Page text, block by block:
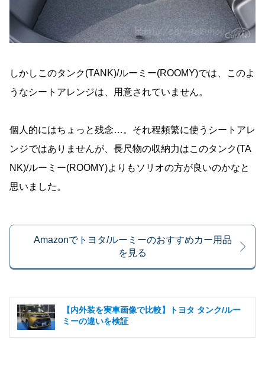
しかしこのタンク(TANK)/ルーミー(ROOMY)では、このよ
うなシートアレンジは、用意されていません。
個人的にはちょっと残念…。それ程頻繁に使うシートアレ
ンジではありませんが、長尺物の収納力はこのタンク(TA
NK)/ルーミー(ROOMY)よりもソリオの方が良いのかなと
思いました。
Amazonでトヨタ/ルーミーのおすすめカー用品
を見る
【内外装を実車画像で比較】トヨタ タンク/ルー
ミーの違いを検証